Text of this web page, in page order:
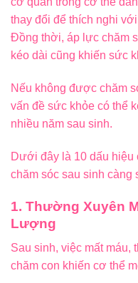
thay đổi để thích nghi
Đồng thời, áp lực chăm
kéo dài cũng khiến sức
Nếu không được chăm
vấn đề sức khỏe có thể
nhiều năm sau sinh.
Dưới đây là 10 dấu hiệu
chăm sóc sau sinh càng
1. Thường Xuyên
Lượng
Sau sinh, việc mất máu,
chăm con khiến cơ thể